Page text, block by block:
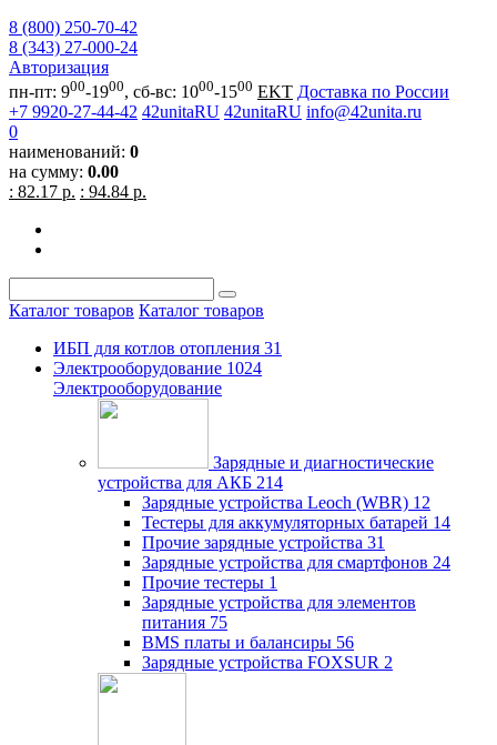
8 (800) 250-70-42
8 (343) 27-000-24
Авторизация
пн-пт: 900-1900, сб-вс: 1000-1500 EKT Доставка по России
+7 9920-27-44-42 42unitaRU 42unitaRU info@42unita.ru
0
наименований: 0
на сумму: 0.00
: 82.17 р. : 94.84 р.
Каталог товаров Каталог товаров
ИБП для котлов отопления 31
Электрооборудование 1024
Электрооборудование
Зарядные и диагностические
устройства для АКБ 214
Зарядные устройства Leoch (WBR) 12
Тестеры для аккумуляторных батарей 14
Прочие зарядные устройства 31
Зарядные устройства для смартфонов 24
Прочие тестеры 1
Зарядные устройства для элементов
питания 75
BMS платы и балансиры 56
Зарядные устройства FOXSUR 2